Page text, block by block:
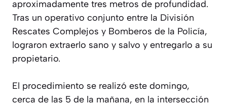
aproximadamente tres metros de profundidad.
Tras un operativo conjunto entre la División
Rescates Complejos y Bomberos de la Policía,
lograron extraerlo sano y salvo y entregarlo a su
propietario.
El procedimiento se realizó este domingo,
cerca de las 5 de la mañana, en la intersección